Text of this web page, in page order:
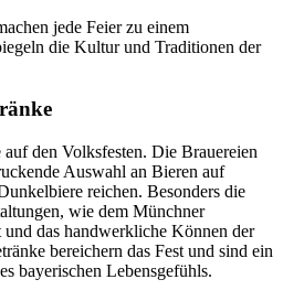
jede Feier zu einem
die Kultur und Traditionen der
den Volksfesten. Die Brauereien
Auswahl an Bieren auf
reichen. Besonders die
wie dem Münchner
das handwerkliche Können der
bereichern das Fest und sind ein
bayerischen Lebensgefühls.